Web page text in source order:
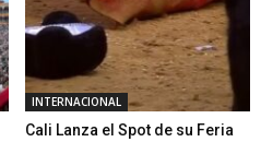
INTERNACIONAL
Cali Lanza el Spot de su Feria